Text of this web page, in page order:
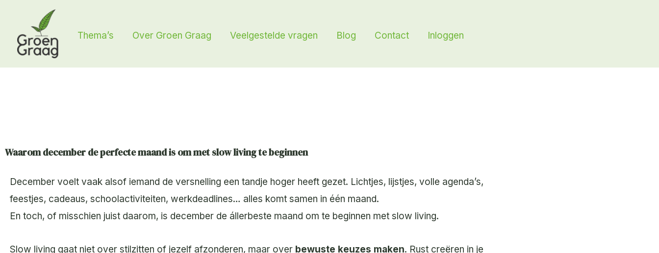
inhoud
Thema’s Over Groen Graag Veelgestelde vragen Blog Contact Inloggen
Waarom december de perfecte maand is om met slow living te beginnen
December voelt vaak alsof iemand de versnelling een tandje hoger heeft gezet. Lichtjes, lijstjes, volle agenda’s,
feestjes, cadeaus, schoolactiviteiten, werkdeadlines… alles komt samen in één maand.
En toch, of misschien juist daarom, is december de állerbeste maand om te beginnen met slow living.
Slow living gaat niet over stilzitten of jezelf afzonderen, maar over bewuste keuzes maken. Rust creëren in je